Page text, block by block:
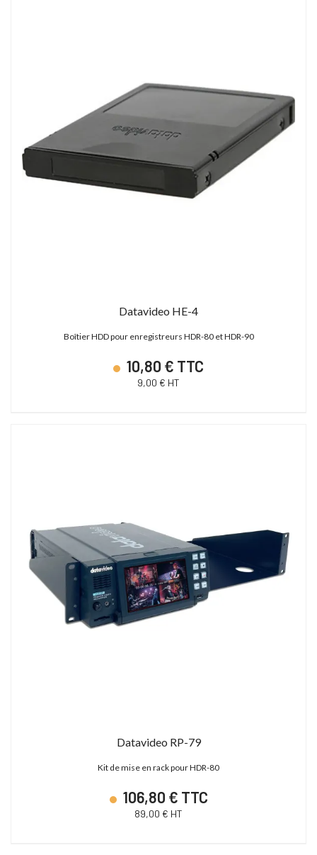
Datavideo HE-4
Boîtier HDD pour enregistreurs HDR-80 et HDR-90
10,80 € TTC
9,00 € HT
Datavideo RP-79
Kit de mise en rack pour HDR-80
106,80 € TTC
89,00 € HT